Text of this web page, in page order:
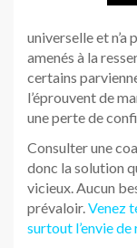
universelle et n’a
amenés à la
certains
l’éprouvent de
une perte de
Consulter une
donc la solution
vicieux. Aucun
prévaloir.Venez
surtout l’envie